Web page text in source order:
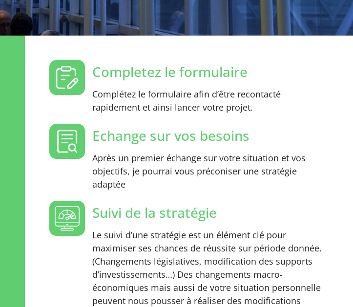
Completez le formulaire
Complétez le formulaire afin d’être recontacté
rapidement et ainsi lancer votre projet.
Echange sur vos besoins
Après un premier échange sur votre situation et vos
objectifs, je pourrai vous préconiser une stratégie
adaptée
Suivi de la stratégie
Le suivi d’une stratégie est un élément clé pour
maximiser ses chances de réussite sur période donnée.
(Changements législatives, modification des supports
d’investissements…) Des changements macro-
économiques mais aussi de votre situation personnelle
peuvent nous pousser à réaliser des modifications